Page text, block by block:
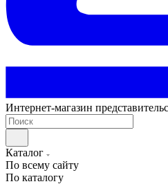
Интернет-магазин
Каталог
По всему сайту
По каталогу